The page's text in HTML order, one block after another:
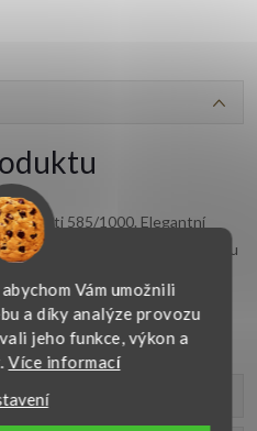
Vám umožnili
a díky analýze provozu
jeho funkce, výkon a
Více informací
o ryzosti 585/1000. Elegantní
safírem broušeným do tvaru
mm a celý
šperk je kvalitně vyroben v naší
každodennímu nošení.